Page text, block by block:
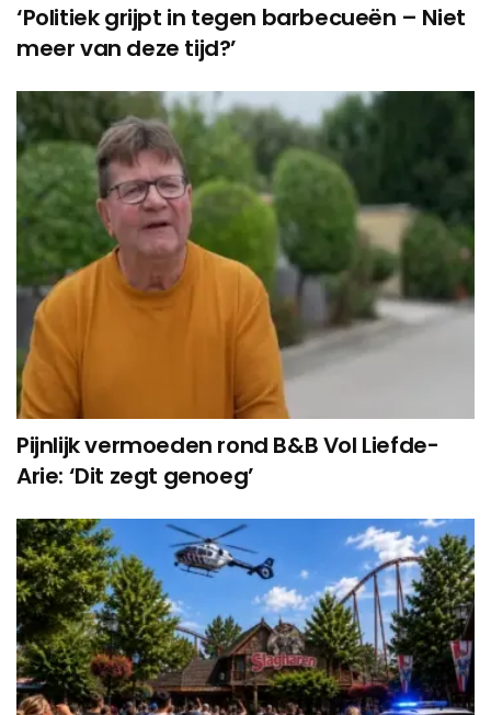
‘Politiek grijpt in tegen barbecueën – Niet
meer van deze tijd?’
Pijnlijk vermoeden rond B&B Vol Liefde-
Arie: ‘Dit zegt genoeg’